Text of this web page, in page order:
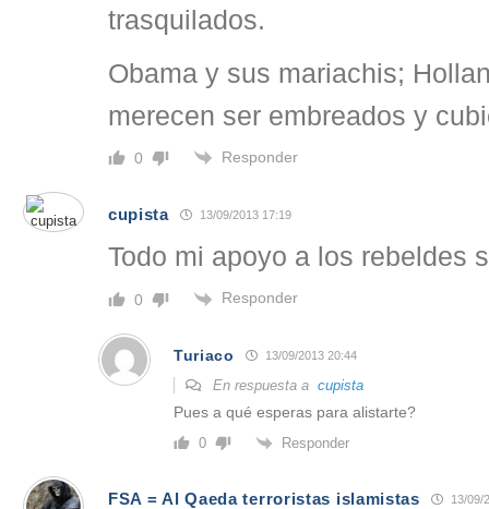
trasquilados.
Obama y sus mariachis;
merecen ser embreados y
0 Responder
cupista 13/09/2013 17:19
Todo mi apoyo a los rebeldes
0 Responder
Turiaco 13/09/2013 20:44
En respuesta a cupista
Pues a qué esperas para alistarte?
0 Responder
FSA = Al Qaeda terroristas islamistas 13/09/